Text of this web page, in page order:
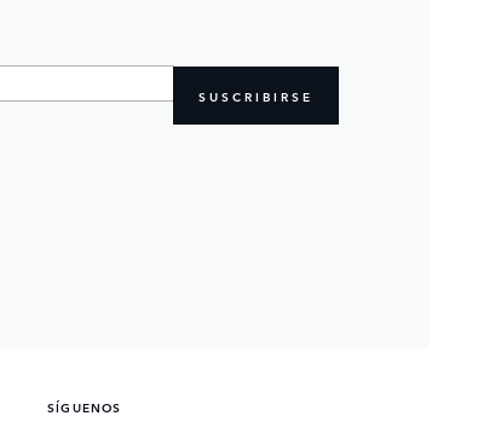
SUSCRIBIRSE
SÍGUENOS